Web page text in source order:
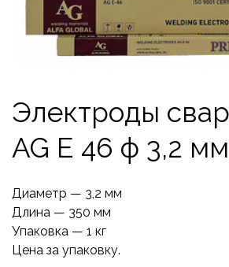
Электроды
AG E 46 ф 3,2 мм
Диаметр — 3,2 мм
Длина — 350 мм
Упаковка — 1 кг
Цена за упаковку.